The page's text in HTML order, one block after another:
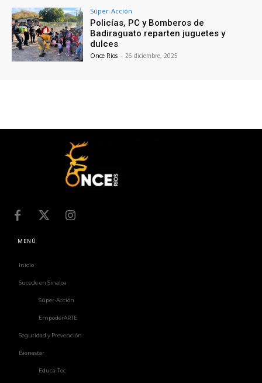
Súper-Acción
Policías, PC y Bomberos de
Badiraguato reparten juguetes y
dulces
Once Ríos - 26 diciembre, 2025
MENÚ
Inicio
Sucede en Sinaloa
Súper-Acción
EmpoderARTE
Seguridad y Prevención
Bienestar
Educa-Tec